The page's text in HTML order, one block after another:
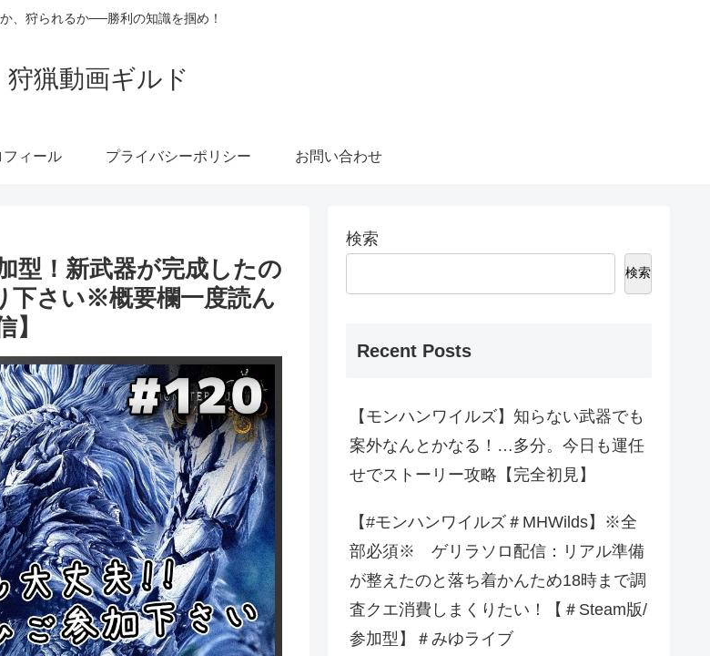
、狩られるか──勝利の知識を掴め！
狩猟動画ギルド
フィール プライバシーポリシー お問い合わせ
型！新武器が完成したの
下さい※概要欄一度読ん
検索
検索
Recent Posts
【モンハンワイルズ】知らない武器でも
案外なんとかなる！…多分。今日も運任
せでストーリー攻略【完全初見】
【#モンハンワイルズ＃MHWilds】※全
部必須※ ゲリラソロ配信：リアル準備
が整えたのと落ち着かんため18時まで調
査クエ消費しまくりたい！【＃Steam版/
参加型】＃みゆライブ